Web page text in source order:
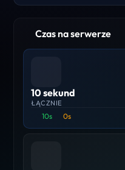
Czas na serwerze
10 sekund
ŁĄCZNIE
10s 0s